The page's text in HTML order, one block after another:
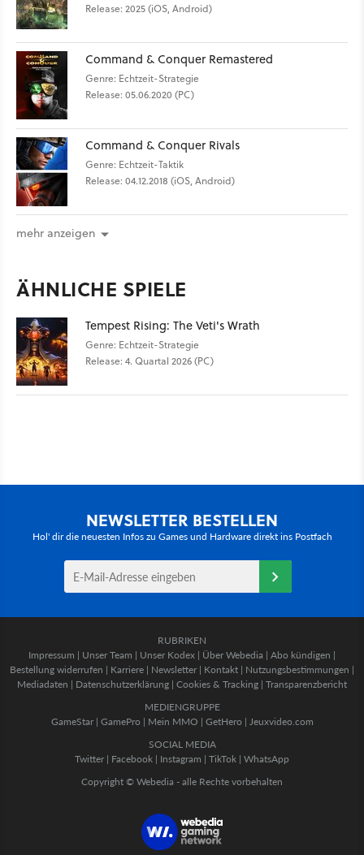
Release: 2025 (iOS, Android)
Command & Conquer Remastered
Genre: Echtzeit-Strategie
Release: 05.06.2020 (PC)
Command & Conquer Rivals
Genre: Echtzeit-Taktik
Release: 04.12.2018 (iOS, Android)
mehr anzeigen
ÄHNLICHE SPIELE
Tempest Rising: The Veti's Wrath
Genre: Echtzeit-Strategie
Release: 4. Quartal 2026 (PC)
NEWSLETTER BESTELLEN
Hol' dir die neuesten Infos zu Games und Hardware direkt ins Postfach
RUBRIKEN
Impressum | Unser Team | Unser Kodex | Über Webedia | Abo kündigen |
Bestellung widerrufen | Karriere | Newsletter | Kontakt | Nutzungsbestimmungen |
Mediadaten | Datenschutzerklärung | Cookies & Tracking | Transparenzbericht
MEDIENGRUPPE
GameStar| GamePro | Mein MMO | GetHero | Jeuxvideo.com
SOCIAL MEDIA
Twitter | Facebook | Instagram | TikTok | WhatsApp
Copyright © Webedia - alle Rechte vorbehalten